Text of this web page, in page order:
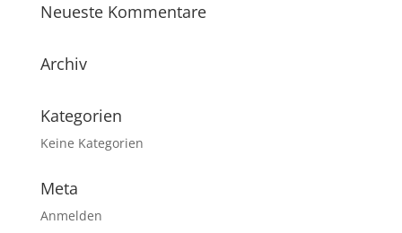
Neueste Kommentare
Archiv
Kategorien
Keine Kategorien
Meta
Anmelden